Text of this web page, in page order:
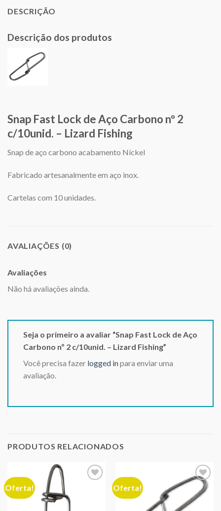
DESCRIÇÃO
Descrição dos produtos
Snap Fast Lock de Aço Carbono nº 2
c/10unid. – Lizard Fishing
Snap de aço carbono acabamento Níckel
Fabricado artesanalmente em aço inox.
Cartelas com 10 unidades.
AVALIAÇÕES (0)
Avaliações
Não há avaliações ainda.
Seja o primeiro a avaliar “Snap Fast Lock de Aço
Carbono nº 2 c/10unid. – Lizard Fishing”
Você precisa fazer logged inpara enviar uma
avaliação.
PRODUTOS RELACIONADOS
Oferta! Oferta!
Adicionar
aos meus
desejos